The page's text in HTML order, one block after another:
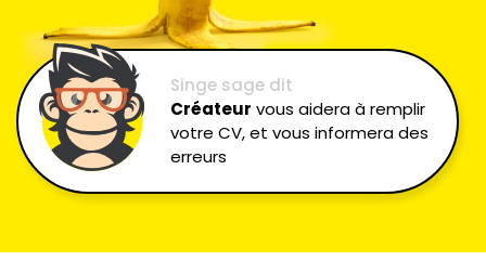
Singe sage dit
Créateur vous aidera à remplir
votre CV, et vous informera des
erreurs